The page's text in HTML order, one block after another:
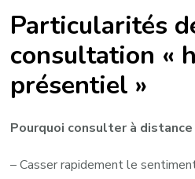
Particularités
consultation «
présentiel »
Pourquoi consulter à distance
– Casser rapidement le